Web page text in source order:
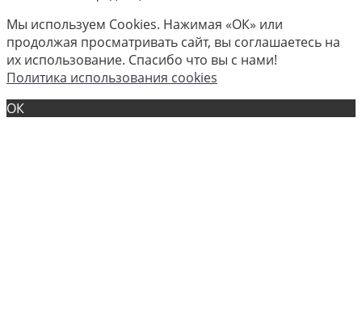
Мы используем Cookies. Нажимая «ОК» или
продолжая просматривать сайт, вы соглашаетесь на
их использование. Спасибо что вы с нами!
Политика использования cookies
ОК